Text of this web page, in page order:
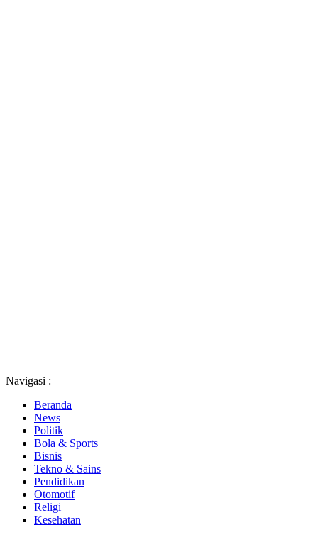
Navigasi :
Beranda
News
Politik
Bola & Sports
Bisnis
Tekno & Sains
Pendidikan
Otomotif
Religi
Kesehatan